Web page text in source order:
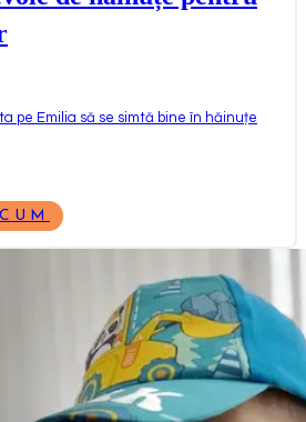
pe Emilia să se simtă bine în hăinuțe